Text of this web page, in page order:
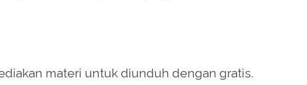
materi untuk diunduh dengan gratis.